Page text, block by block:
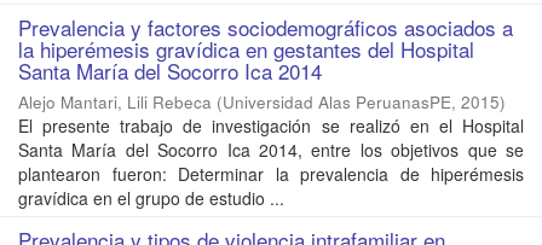
Prevalencia y factores sociodemográficos asociados a
la hiperémesis gravídica en gestantes del Hospital
Santa María del Socorro Ica 2014
Alejo Mantari, Lili Rebeca (Universidad Alas PeruanasPE, 2015)
El presente trabajo de investigación se realizó en el Hospital
Santa María del Socorro Ica 2014, entre los objetivos que se
plantearon fueron: Determinar la prevalencia de hiperémesis
gravídica en el grupo de estudio ...